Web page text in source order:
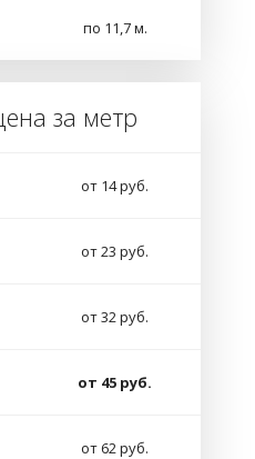
по 11,7 м.
за метр
от 14 руб.
от 23 руб.
от 32 руб.
от 45 руб.
от 62 руб.